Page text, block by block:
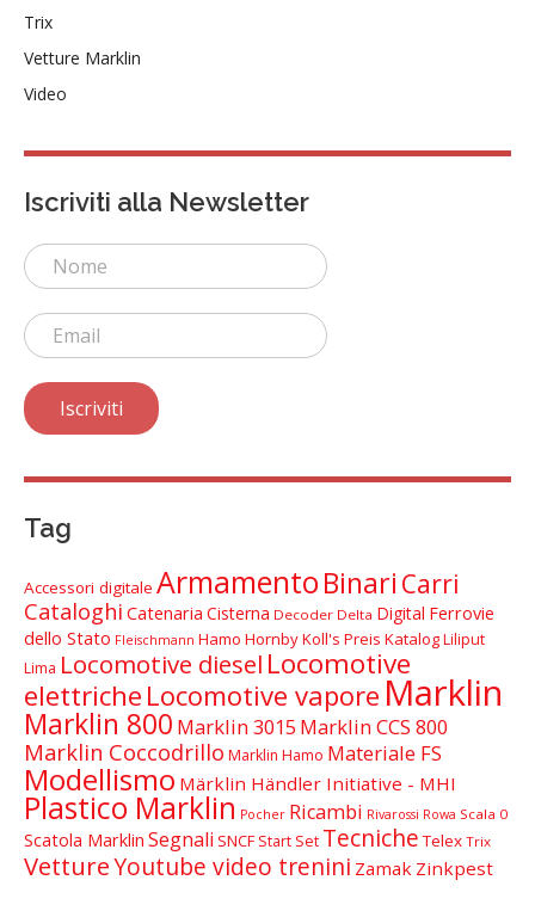
Trix
Vetture Marklin
Video
Iscriviti alla Newsletter
Tag
Accessori digitale ArmamentoBinari Carri
Cataloghi Catenaria Cisterna Decoder Delta Digital Ferrovie
dello Stato Fleischmann Hamo HornbyKoll's Preis KatalogLiliput
Lima Locomotive diesel Locomotive
elettriche Locomotive vapore Marklin
Marklin 800 Marklin 3015 Marklin CCS 800
Marklin Coccodrillo Marklin Hamo Materiale FS
Modellismo Märklin Händler Initiative - MHI
Plastico Marklin Pocher Ricambi Rivarossi Rowa Scala 0
Scatola Marklin Segnali SNCF Start Set Tecniche Telex Trix
VettureYoutube video trenini Zamak Zinkpest